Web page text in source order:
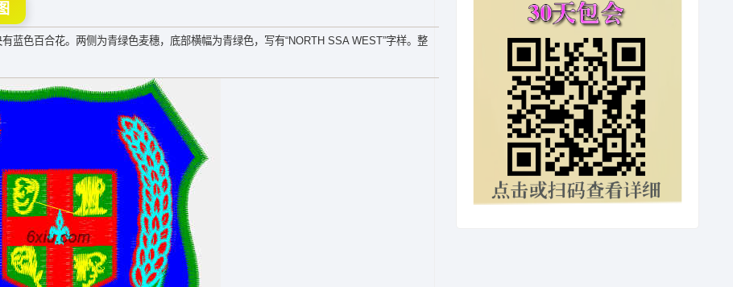
蓝色百合花。两侧为青绿色麦穗，底部横幅为青绿色，写有“NORTH SSA WEST”字样。整